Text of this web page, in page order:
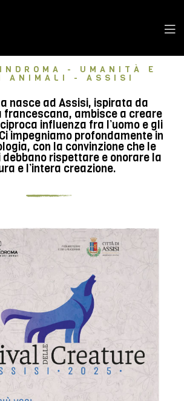
- UMANITÀ E
ANIMALI - ASSISI
nasce ad Assisi, ispirata da
francescana, ambisce a creare
influenza fra l’uomo e gli
impegniamo profondamente in
con la convinzione che le
rispettare e onorare la
e l’intera creazione.